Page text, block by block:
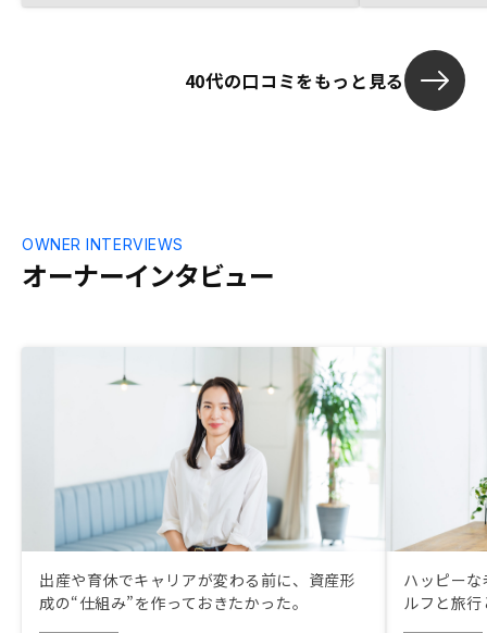
40代の口コミをもっと見る
オーナーインタビュー
OWNER INTERVIEWS
出産や育休でキャリアが変わる前に、資産形
成の“仕組み”を作っておきたかった。
ハッピー
ルフと旅